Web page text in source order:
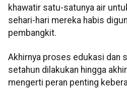
khawatir satu-satunya air
sehari-hari mereka habis
pembangkit.
Akhirnya proses edukasi dan
setahun dilakukan hingga
mengerti peran penting